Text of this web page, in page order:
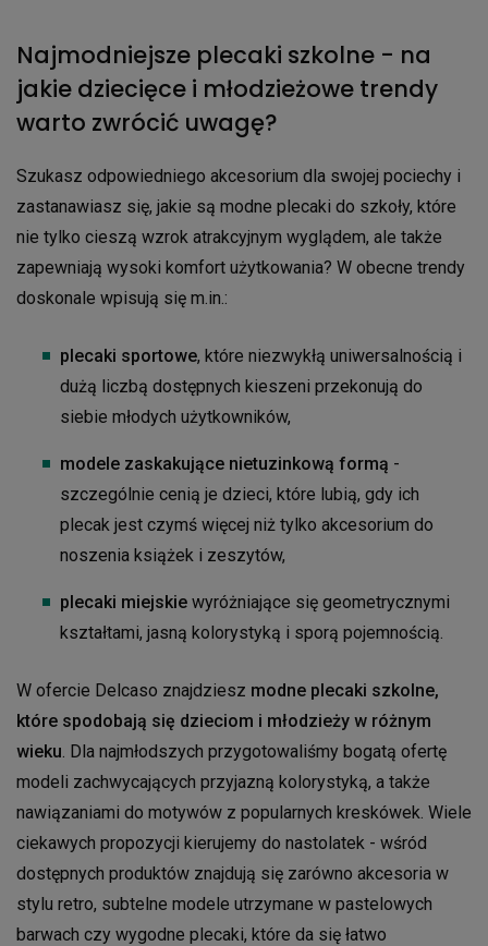
Najmodniejsze plecaki szkolne - na
jakie dziecięce i młodzieżowe trendy
warto zwrócić uwagę?
Szukasz odpowiedniego akcesorium dla swojej pociechy i
zastanawiasz się, jakie są modne plecaki do szkoły, które
nie tylko cieszą wzrok atrakcyjnym wyglądem, ale także
zapewniają wysoki komfort użytkowania? W obecne trendy
doskonale wpisują się m.in.:
plecaki sportowe, które niezwykłą uniwersalnością i
dużą liczbą dostępnych kieszeni przekonują do
siebie młodych użytkowników,
modele zaskakujące nietuzinkową formą -
szczególnie cenią je dzieci, które lubią, gdy ich
plecak jest czymś więcej niż tylko akcesorium do
noszenia książek i zeszytów,
plecaki miejskie wyróżniające się geometrycznymi
kształtami, jasną kolorystyką i sporą pojemnością.
W ofercie Delcaso znajdziesz modne plecaki szkolne,
które spodobają się dzieciom i młodzieży w różnym
wieku. Dla najmłodszych przygotowaliśmy bogatą ofertę
modeli zachwycających przyjazną kolorystyką, a także
nawiązaniami do motywów z popularnych kreskówek. Wiele
ciekawych propozycji kierujemy do nastolatek - wśród
dostępnych produktów znajdują się zarówno akcesoria w
stylu retro, subtelne modele utrzymane w pastelowych
barwach czy wygodne plecaki, które da się łatwo